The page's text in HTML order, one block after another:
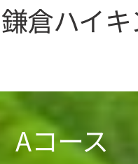
鎌倉ハイ
Aコース